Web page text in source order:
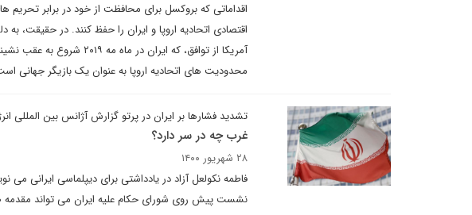
اقداماتی که بروکسل برای محافظت از خود در برابر تحریم
اقتصادی اتحادیه اروپا و ایران را حفظ کنند. در حقیقت،
آمریکا از توافق، که
محدودیت های اتحادیه اروپا به عنوان یک بازیگر جهانی
تشدید فشارها بر ایران در پرتو گزارش آژانس بین المللی
غرب چه در سر دارد؟
۲۸ شهریور ۱۴۰۰
فاطمه نکولعل آزاد در یادداشتی برای دیپلماسی ایرانی می
نشست پیش روی شورای حکام علیه ایران می تواند